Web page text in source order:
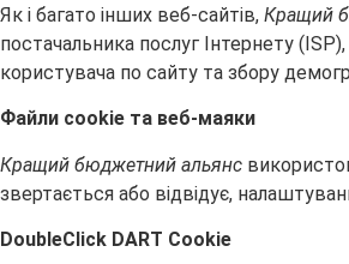
Як і багато інших веб-сайтів, Кращий
постачальника послуг Інтернету
користувача по сайту та збору
Файли cookie та веб-маяки
Кращий бюджетний альянс
звертається або відвідує,
DoubleClick DART Cookie